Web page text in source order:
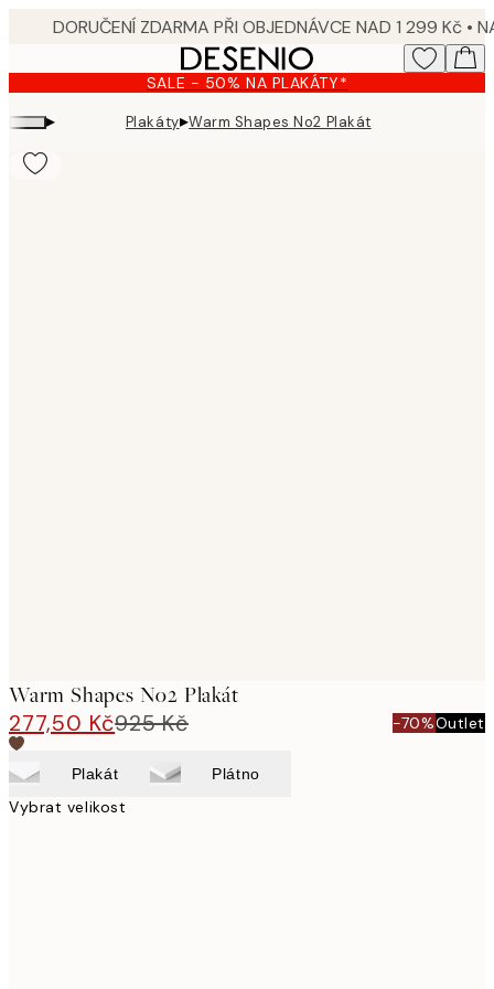
content.
SALE - 50% NA PLAKÁTY*
▸ Plakáty▸Warm Shapes No2 Plakát
Warm Shapes No2 Plakát
277,50 Kč925 Kč -70%Outlet
Plakát Plátno
Vybrat velikost